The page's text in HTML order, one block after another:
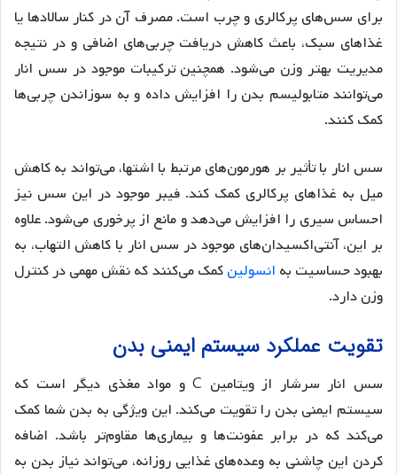
برای سس‌های پرکالری و چرب است. مصرف آن در کنار سالادها یا
غذاهای سبک، باعث کاهش دریافت چربی‌های اضافی و در نتیجه
مدیریت بهتر وزن می‌شود. همچنین ترکیبات موجود در سس انار
می‌توانند متابولیسم بدن را افزایش داده و به سوزاندن چربی‌ها
کمک کنند.
سس انار با تأثیر بر هورمون‌های مرتبط با اشتها، می‌تواند به کاهش
میل به غذاهای پرکالری کمک کند. فیبر موجود در این سس نیز
احساس سیری را افزایش می‌دهد و مانع از پرخوری می‌شود. علاوه
بر این، آنتی‌اکسیدان‌های موجود در سس انار با کاهش التهاب، به
بهبود حساسیت به انسولینکمک می‌کنند که نقش مهمی در کنترل
وزن دارد.
تقویت عملکرد سیستم ایمنی بدن
سس انار سرشار از ویتامین C و مواد مغذی دیگر است که
سیستم ایمنی بدن را تقویت می‌کند. این ویژگی به بدن شما کمک
می‌کند که در برابر عفونت‌ها و بیماری‌ها مقاوم‌تر باشد. اضافه
کردن این چاشنی به وعده‌های غذایی روزانه، می‌تواند نیاز بدن به